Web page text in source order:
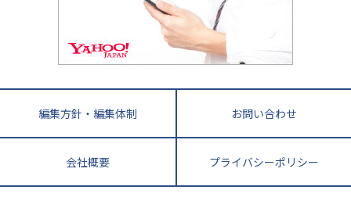
長崎県 熊本県
鹿児島県 沖縄県
教育ジャーナリストが徹底解説！ 大学受験の羅
編集方針・編集体制 お問い合わせ
会社概要 プライバシーポリシー